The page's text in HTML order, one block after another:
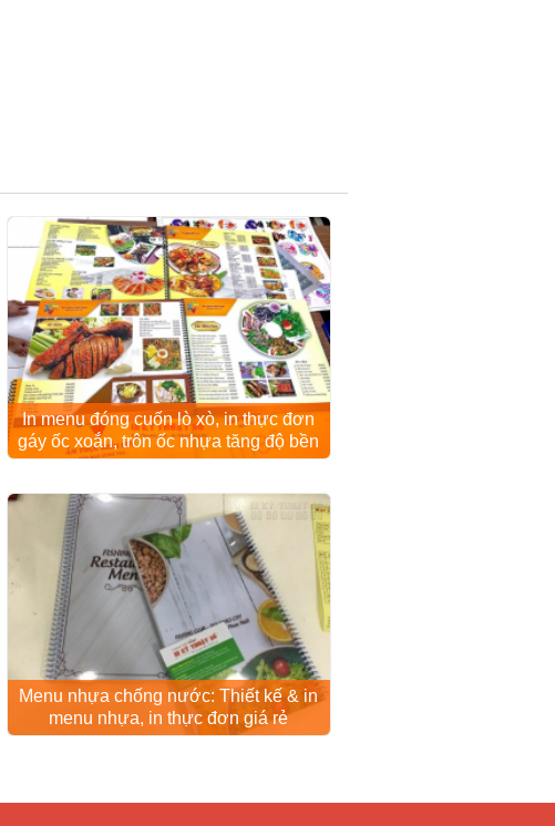
In menu đóng cuốn lò xò, in thực đơn
gáy ốc xoắn, trôn ốc nhựa tăng độ bền
Menu nhựa chống nước: Thiết kế & in
menu nhựa, in thực đơn giá rẻ